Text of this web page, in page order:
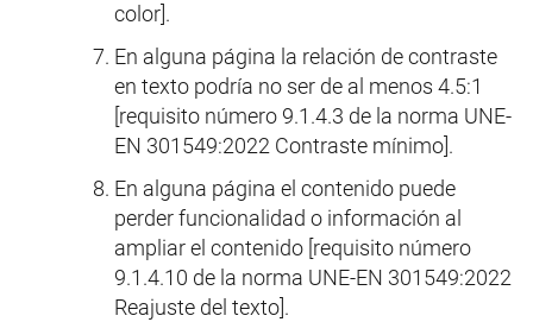
color].
En alguna página la relación de contraste
en texto podría no ser de al menos 4.5:1
[requisito número 9.1.4.3 de la norma UNE-
EN 301549:2022 Contraste mínimo].
En alguna página el contenido puede
perder funcionalidad o información al
ampliar el contenido [requisito número
9.1.4.10 de la norma UNE-EN 301549:2022
Reajuste del texto].